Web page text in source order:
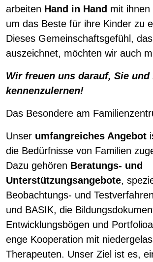
arbeiten Hand in Hand mit ihnen
um das Beste für ihre Kinder zu
Dieses Gemeinschaftsgefühl,
auszeichnet, möchten wir auch
Wir freuen uns darauf, Sie und
kennenzulernen!
Das Besondere am
Unser umfangreiches Angebot
die Bedürfnisse von Familien
Dazu gehören Beratungs- und
Unterstützungsangebote,
Beobachtungs- und
und BASIK, die
Entwicklungsbögen und
enge Kooperation mit
Therapeuten. Unser Ziel ist es,